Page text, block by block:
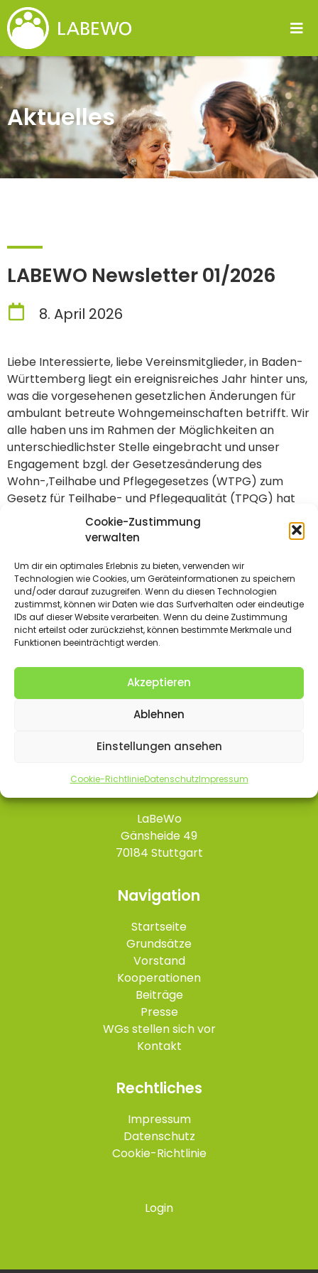
Cookie-Zustimmung
verwalten
Um dir ein optimales Erlebnis zu bieten, verwenden wir
Technologien wie Cookies, um Geräteinformationen zu speichern
und/oder darauf zuzugreifen. Wenn du diesen Technologien
zustimmst, können wir Daten wie das Surfverhalten oder eindeutige
IDs auf dieser Website verarbeiten. Wenn du deine Zustimmung
nicht erteilst oder zurückziehst, können bestimmte Merkmale und
Funktionen beeinträchtigt werden.
Akzeptieren
Ablehnen
Einstellungen ansehen
Cookie-RichtlinieDatenschutzImpressum
Aktuelles
LABEWO Newsletter 01/2026
8. April 2026
Liebe Interessierte, liebe Vereinsmitglieder, in Baden-
Württemberg liegt ein ereignisreiches Jahr hinter uns,
was die vorgesehenen gesetzlichen Änderungen für
ambulant betreute Wohngemeinschaften betrifft. Wir
alle haben uns im Rahmen der Möglichkeiten an
unterschiedlichster Stelle eingebracht und unser
Engagement bzgl. der Gesetzesänderung des
Wohn-,Teilhabe und Pflegegesetzes (WTPG) zum
Gesetz für Teilhabe- und Pflegequalität (TPQG) hat
kleine Nachbesserungen bewirken können. Eine
Übersicht zu der bisherigen Entwicklung sowie das
27_Newsletter_LABEWO_Feb_2026 Herunterladen
Kontakt
LaBeWo
Gänsheide 49
70184 Stuttgart
Navigation
Startseite
Grundsätze
Vorstand
Kooperationen
Beiträge
Presse
WGs stellen sich vor
Kontakt
Rechtliches
Impressum
Datenschutz
Cookie-Richtlinie
Login